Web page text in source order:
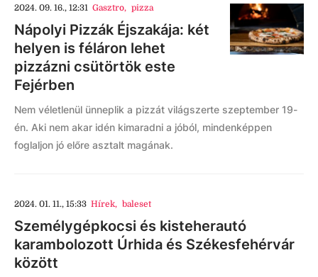
2024. 09. 16., 12:31 Gasztro, pizza
Nápolyi Pizzák Éjszakája: két
helyen is féláron lehet
pizzázni csütörtök este
Fejérben
Nem véletlenül ünneplik a pizzát világszerte szeptember 19-
én. Aki nem akar idén kimaradni a jóból, mindenképpen
foglaljon jó előre asztalt magának.
2024. 01. 11., 15:33 Hírek, baleset
Személygépkocsi és kisteherautó
karambolozott Úrhida és Székesfehérvár
között